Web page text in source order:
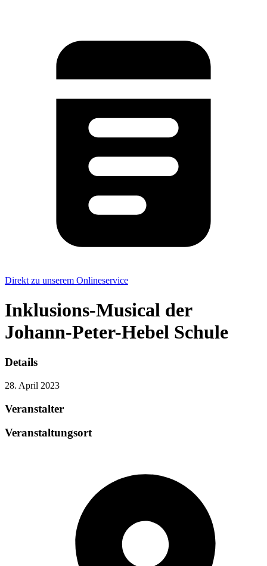
Direkt zu unserem Onlineservice
Inklusions-Musical der
Johann-Peter-Hebel Schule
Details
28. April 2023
Veranstalter
Veranstaltungsort